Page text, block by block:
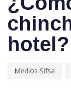
hotel?
Medios Sifsa